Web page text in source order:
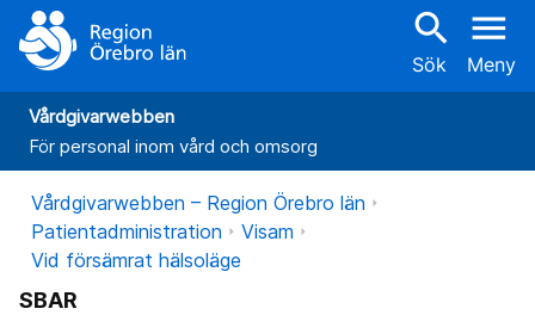
search
Sök
menu
Meny
Vårdgivarwebben
För personal inom vård och omsorg
Vårdgivarwebben – Region Örebro län
Patientadministration
Visam
Vid försämrat hälsoläge
SBAR